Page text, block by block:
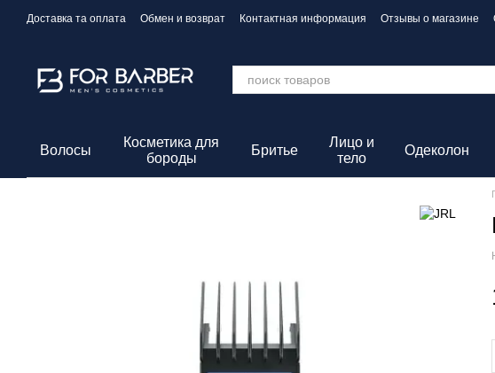
Перейти к основному контенту
Доставка та оплата Обмен и возврат Контактная информация Отзывы о магазине
Волосы
Косметика для
бороды
Бритье
Лицо и
тело
Одеколон